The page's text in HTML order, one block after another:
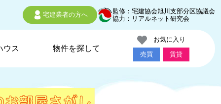
宅建業者の方へ
監修：宅建協会旭川支部分区協議会
協力：リアルネット研究会
ウス 物件を探して
お気に入り
売買
賃貸